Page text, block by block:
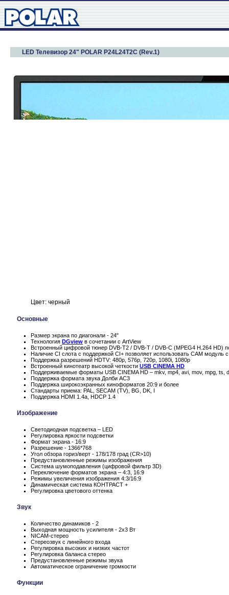
LED Телевизор 24" POLAR P24L24T2C (Rev.1)
Цвет: черный
Основные
Размер экрана по диагонали - 24"
Технология DGview в сочетании с ArtView
Встроенный цифровой тюнер DVB-T2 / DVB-T / DVB-C (MPEG4 H.264 HD)
Наличие CI слота с поддержкой CI+ позволяет использовать CAM
Поддержка разрешений HDTV: 480p, 576p, 720p, 1080i, 1080p
Встроенный кинотеатр высокой четкости USB CINEMA HD
Поддерживаемые форматы USB CINEMA HD – mkv, mp4, avi, mov, mpg, ts,
Поддержка формата звука Долби AC3
Поддержка широкоэкранных киноформатов 20:9 и более
Стандарты приема: PAL, SECAM (TV), BG, DK, I
Поддержка HDMI 1.4a, HDCP 1.4
Изображение
Светодиодная подсветка – LED
Регулировка яркости подсветки
Формат экрана - 16:9
Разрешение - 1366*768
Угол обзора гориз/верт - 178/178 град (CR>10)
Предустановленные режимы изображения
Система шумоподавления (цифровой фильтр 3D)
Переключение форматов экрана – 4:3, 16:9
Режимы увеличения изображения 4:3/16:9
Динамическая система КОНТРАСТ +
Регулировка цветового оттенка
Звук
Количество динамиков - 2
Выходная мощность усилителя - 2x3 Вт
NICAM-стерео
Стереозвук с линейного входа
Регулировка высоких и низких частот
Регулировка баланса стерео
Предустановленные режимы звука
Автоматическое ограничение громкости
Функции